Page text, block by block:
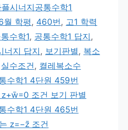
시너지공통수학1
월 학평, 460번, 고1 학력
수학1, 공통수학1 답지 ,
너지 답지 , 보기판별, 복소
실수조건, 켤레복소수
수학1 4단원 459번
z+w̄=0 조건 보기 판별
수학1 4단원 465번
z=−z̄ 조건